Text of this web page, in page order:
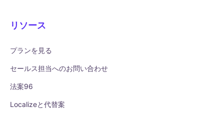
リソース
プランを見る
セールス担当へのお問い合わせ
法案96
Localizeと代替案